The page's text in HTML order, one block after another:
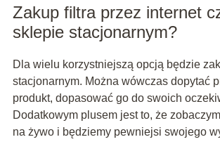
Zakup filtra przez internet
sklepie stacjonarnym?
Dla wielu korzystniejszą opcją będzie
stacjonarnym. Można wówczas dopytać
produkt, dopasować go do swoich
Dodatkowym plusem jest to, że
na żywo i będziemy pewniejsi swojego